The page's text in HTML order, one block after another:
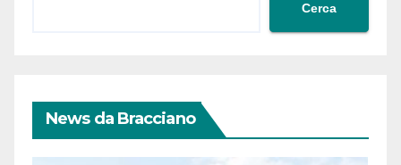
Cerca
News da Bracciano